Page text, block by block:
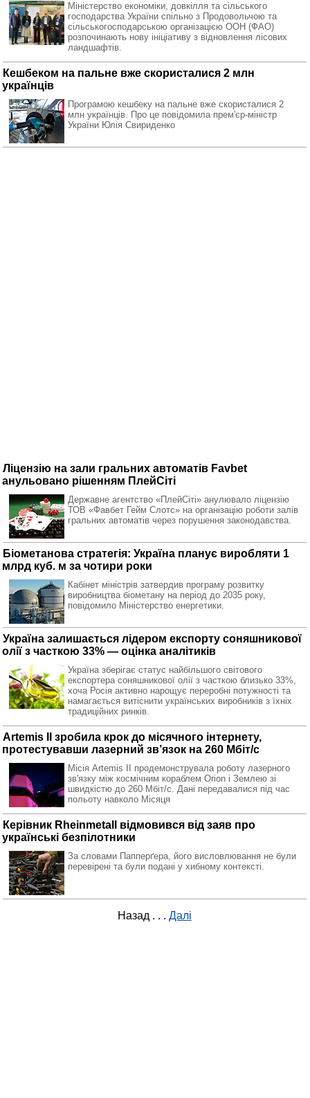
Міністерство економіки, довкілля та сільського
господарства України спільно з Продовольчою та
сільськогосподарською організацією ООН (ФАО)
розпочинають нову ініціативу з відновлення лісових
ландшафтів.
Кешбеком на пальне вже скористалися 2 млн
українців
Програмою кешбеку на пальне вже скористалися 2
млн українців. Про це повідомила прем'єр-міністр
України Юлія Свириденко
Ліцензію на зали гральних автоматів Favbet
анульовано рішенням ПлейСіті
Державне агентство «ПлейСіті» анулювало ліцензію
ТОВ «Фавбет Гейм Слотс» на організацію роботи залів
гральних автоматів через порушення законодавства.
Біометанова стратегія: Україна планує виробляти 1
млрд куб. м за чотири роки
Кабінет міністрів затвердив програму розвитку
виробництва біометану на період до 2035 року,
повідомило Міністерство енергетики.
Україна залишається лідером експорту соняшникової
олії з часткою 33% — оцінка аналітиків
Україна зберігає статус найбільшого світового
експортера соняшникової олії з часткою близько 33%,
хоча Росія активно нарощує переробні потужності та
намагається витіснити українських виробників з їхніх
традиційних ринків.
Artemis II зробила крок до місячного інтернету,
протестувавши лазерний зв’язок на 260 Мбіт/с
Місія Artemis II продемонструвала роботу лазерного
зв'язку між космічним кораблем Orion і Землею зі
швидкістю до 260 Мбіт/с. Дані передавалися під час
польоту навколо Місяця
Керівник Rheinmetall відмовився від заяв про
українські безпілотники
За словами Папперґера, його висловлювання не були
перевірені та були подані у хибному контексті.
Назад . . . Далі